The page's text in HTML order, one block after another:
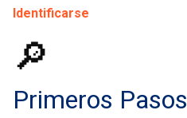
Identificarse
🔎
Primeros Pasos